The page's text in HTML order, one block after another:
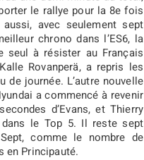
le rallye pour la 8e fois
avec seulement sept
chrono dans l’ES6, la
seul à résister au Français
Rovanperä, a repris les
de journée. L’autre nouvelle
a commencé à revenir
d’Evans, et Thierry
dans le Top 5. Il reste sept
comme le nombre de
en Principauté.